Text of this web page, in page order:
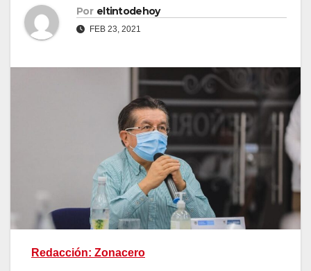
Por eltintodehoy
FEB 23, 2021
Redacción: Zonacero